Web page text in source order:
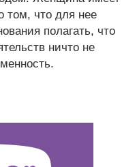
том, что для нее
полагать, что
ничто не